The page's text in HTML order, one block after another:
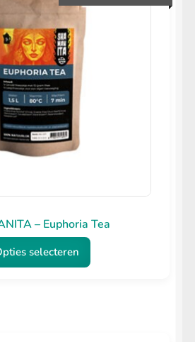
– Euphoria Tea
€3.95
selecteren